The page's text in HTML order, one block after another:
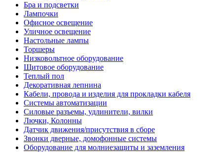
Бра и подсветки
Лампочки
Офисное освещение
Уличное освещение
Настольные лампы
Торшеры
Низковольтное оборудование
Щитовое оборудование
Теплый пол
Декоративная лепнина
Кабели, провода и изделия для прокладки кабеля
Системы автоматизации
Силовые разъемы, удлинители, вилки
Лючки, Колонны
Датчик движения/присутствия в сборе
Звонки дверные, домофонные системы
Оборудование для молниезащиты и заземления